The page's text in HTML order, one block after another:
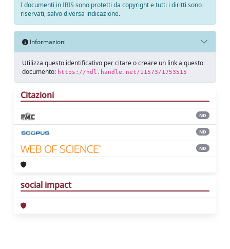
I documenti in IRIS sono protetti da copyright e tutti i diritti sono
riservati, salvo diversa indicazione.
Informazioni
Utilizza questo identificativo per citare o creare un link a questo
documento: https://hdl.handle.net/11573/1753515
Citazioni
ND
ND
ND
social impact